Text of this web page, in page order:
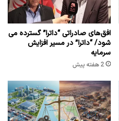
افق‌های صادراتی “داترا” گسترده می
شود/ “داترا” در مسیر افزایش
سرمایه
2 هفته پیش